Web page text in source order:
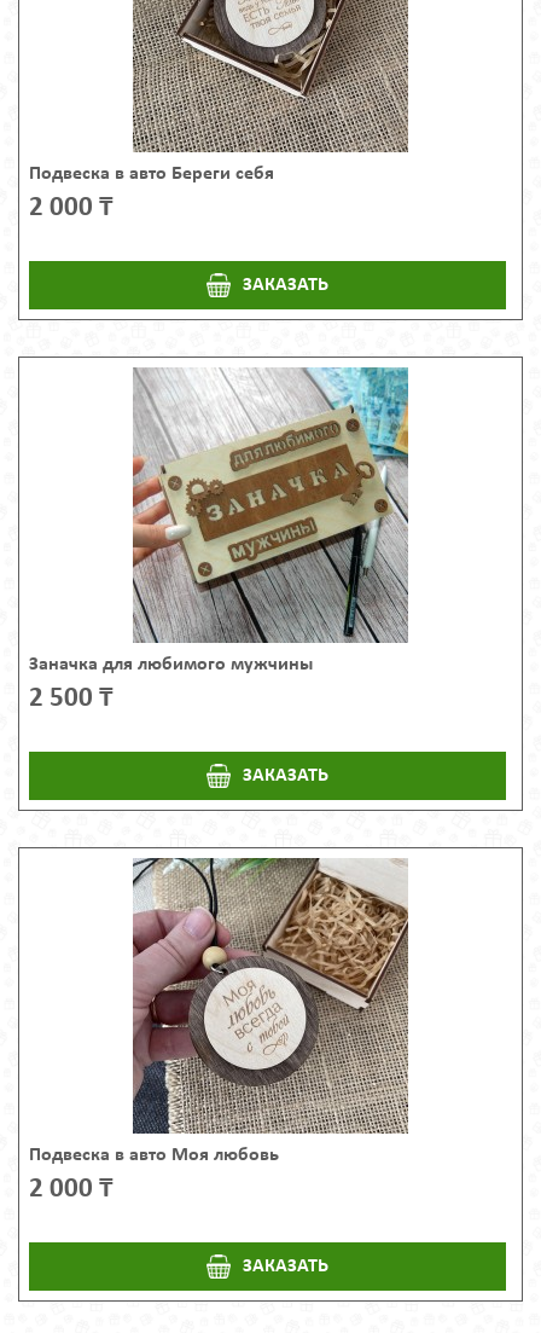
Подвеска в авто Береги себя
2 000 ₸
ЗАКАЗАТЬ
Заначка для любимого мужчины
2 500 ₸
ЗАКАЗАТЬ
Подвеска в авто Моя любовь
2 000 ₸
ЗАКАЗАТЬ